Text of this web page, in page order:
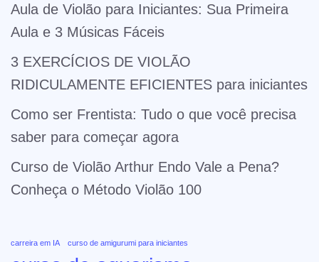
Aula de Violão para Iniciantes: Sua Primeira
Aula e 3 Músicas Fáceis
3 EXERCÍCIOS DE VIOLÃO
RIDICULAMENTE EFICIENTES para iniciantes
Como ser Frentista: Tudo o que você precisa
saber para começar agora
Curso de Violão Arthur Endo Vale a Pena?
Conheça o Método Violão 100
carreira em IA curso de amigurumi para iniciantes